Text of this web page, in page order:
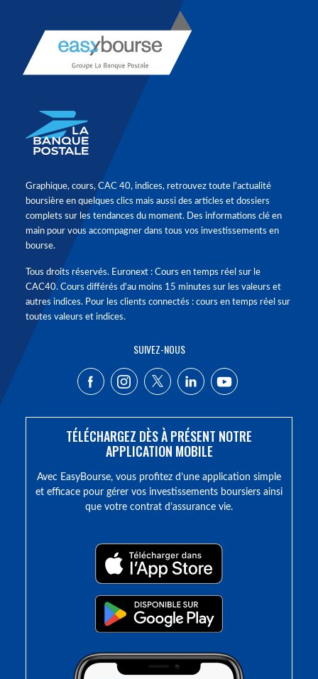
Graphique, cours, CAC 40, indices, retrouvez toute l'actualité
boursière en quelques clics mais aussi des articles et dossiers
complets sur les tendances du moment. Des informations clé en
main pour vous accompagner dans tous vos investissements en
bourse.
Tous droits réservés. Euronext : Cours en temps réel sur le
CAC40. Cours différés d'au moins 15 minutes sur les valeurs et
autres indices. Pour les clients connectés : cours en temps réel sur
toutes valeurs et indices.
SUIVEZ-NOUS
TÉLÉCHARGEZ DÈS À PRÉSENT NOTRE
APPLICATION MOBILE
Avec EasyBourse, vous profitez d’une application simple
et efficace pour gérer vos investissements boursiers ainsi
que votre contrat d’assurance vie.